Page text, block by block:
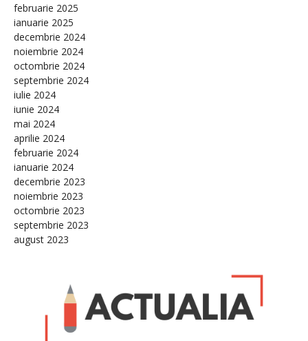
februarie 2025
ianuarie 2025
decembrie 2024
noiembrie 2024
octombrie 2024
septembrie 2024
iulie 2024
iunie 2024
mai 2024
aprilie 2024
februarie 2024
ianuarie 2024
decembrie 2023
noiembrie 2023
octombrie 2023
septembrie 2023
august 2023